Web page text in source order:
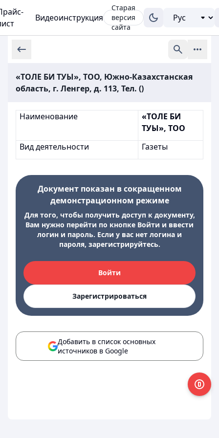
Видеоинструкция
Старая
версия
сайта
«ТОЛЕ БИ ТУЫ», ТОО, Южно-Казахстанская
область, г. Ленгер, д. 113, Тел. ()
Наименование
«ТОЛЕ БИ
ТУЫ», ТОО
Вид деятельности
Газеты
Документ показан в сокращенном
демонстрационном режиме
Для того, чтобы получить доступ к документу,
Вам нужно перейти по кнопке Войти и ввести
логин и пароль. Если у вас нет логина и
пароля, зарегистрируйтесь.
Войти
Зарегистрироваться
Добавить в список основных
источников в Google